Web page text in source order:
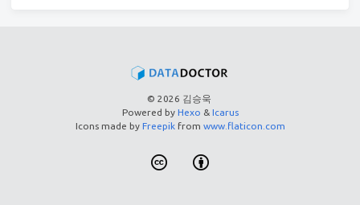
© 2026 김승욱
Powered by Hexo & Icarus
Icons made by Freepikfrom www.flaticon.com